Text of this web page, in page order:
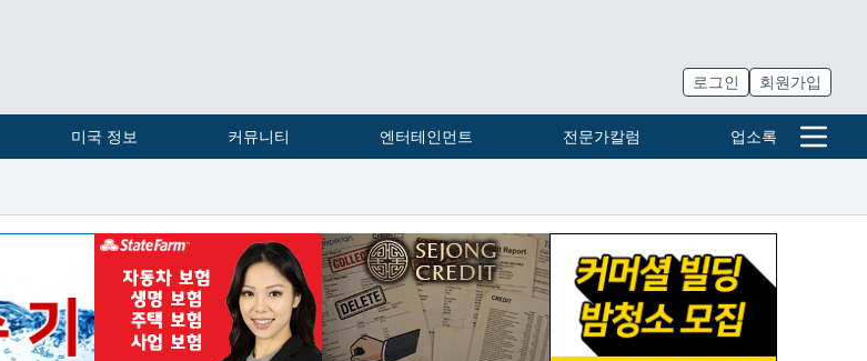
로그인 회원가입
미국 정보 커뮤니티 엔터테인먼트 전문가칼럼 업소록